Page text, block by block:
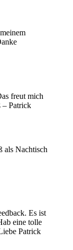
freut mich
– Patrick
als Nachtisch
Es ist
eine tolle
Patrick